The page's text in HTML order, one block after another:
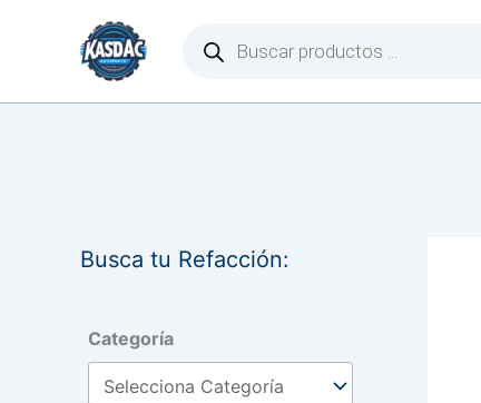
contenido
productos
Busca tu Refacción:
Categoría